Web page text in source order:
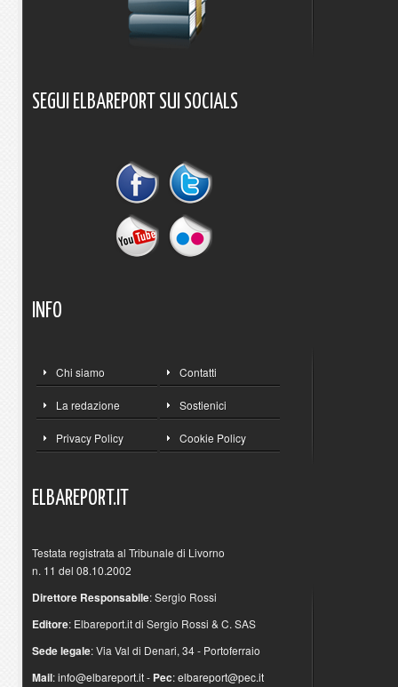
SEGUI ELBAREPORT SUI SOCIALS
INFO
Chi siamo Contatti
La redazione Sostienici
Privacy Policy Cookie Policy
ELBAREPORT.IT
Testata registrata al Tribunale di Livorno
n. 11 del 08.10.2002
Direttore Responsabile: Sergio Rossi
Editore: Elbareport.it di Sergio Rossi & C. SAS
Sede legale: Via Val di Denari, 34 - Portoferraio
Mail:info@elbareport.it- Pec:elbareport@pec.it